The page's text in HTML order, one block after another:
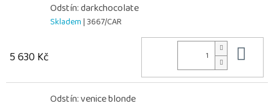
Odstín: darkchocolate
Skladem| 3667/CAR
5 630 Kč
Odstín: venice blonde